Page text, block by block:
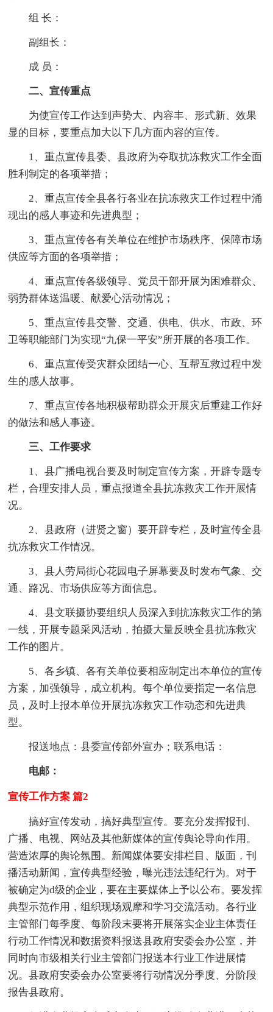
组 长：
副组长：
成 员：
二、宣传重点
为使宣传工作达到声势大、内容丰、形式新、效果
显的目标，要重点加大以下几方面内容的宣传。
1、重点宣传县委、县政府为夺取抗冻救灾工作全面
胜利制定的各项举措；
2、重点宣传全县各行各业在抗冻救灾工作过程中涌
现出的感人事迹和先进典型；
3、重点宣传各有关单位在维护市场秩序、保障市场
供应等方面的各项举措；
4、重点宣传各级领导、党员干部开展为困难群众、
弱势群体送温暖、献爱心活动情况；
5、重点宣传县交警、交通、供电、供水、市政、环
卫等职能部门为实现“九保一平安”所开展的各项工作。
6、重点宣传受灾群众团结一心、互帮互救过程中发
生的感人故事。
7、重点宣传各地积极帮助群众开展灾后重建工作好
的做法和感人事迹。
三、工作要求
1、县广播电视台要及时制定宣传方案，开辟专题专
栏，合理安排人员，重点报道全县抗冻救灾工作开展情
况。
2、县政府（进贤之窗）要开辟专栏，及时宣传全县
抗冻救灾工作情况。
3、县人劳局街心花园电子屏幕要及时发布气象、交
通、路况、市场供应等方面信息。
4、县文联摄协要组织人员深入到抗冻救灾工作的第
一线，开展专题采风活动，拍摄大量反映全县抗冻救灾
工作的图片。
5、各乡镇、各有关单位要相应制定出本单位的宣传
方案，加强领导，成立机构。每个单位要指定一名信息
员，及时上报本单位开展抗冻救灾工作动态和先进典
型。
报送地点：县委宣传部外宣办；联系电话：
电邮：
宣传工作方案 篇2
搞好宣传发动，搞好典型宣传。要充分发挥报刊、
广播、电视、网站及其他新媒体的宣传舆论导向作用。
营造浓厚的舆论氛围。新闻媒体要安排栏目、版面，刊
播活动新闻，宣传典型经验，曝光违法违纪行为。对于
被确定为d级的企业，要在主要媒体上予以公布。要发挥
典型示范作用，组织现场观摩和学习交流活动。各行业
主管部门每季度、每阶段末要将开展落实企业主体责任
行动工作情况和数据资料报送县政府安委会办公室，并
同时向市级相关行业主管部门报送本行业工作进展情
况。县政府安委会办公室要将行动情况分季度、分阶段
报告县政府。